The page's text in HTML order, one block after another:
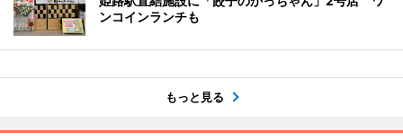
ンコインランチも
もっと見る